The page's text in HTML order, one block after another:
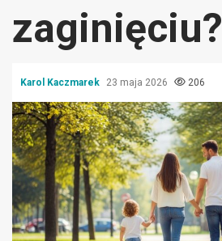
zaginięciu?
Karol Kaczmarek 23 maja 2026 206